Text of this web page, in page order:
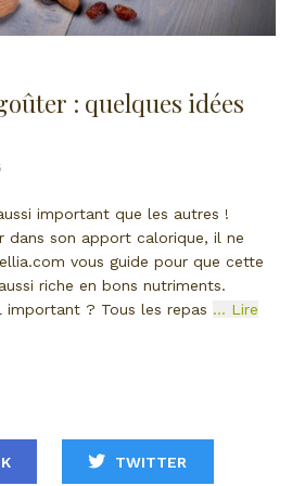
: quelques idées
important que les autres !
dans son apport calorique, il ne
vous guide pour que cette
riche en bons nutriments.
? Tous les repas … Lire
TWITTER